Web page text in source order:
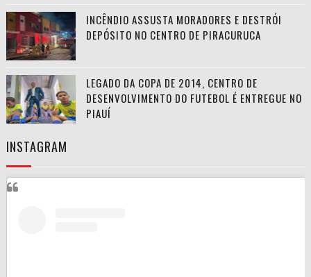
INCÊNDIO ASSUSTA MORADORES E DESTRÓI
DEPÓSITO NO CENTRO DE PIRACURUCA
LEGADO DA COPA DE 2014, CENTRO DE
DESENVOLVIMENTO DO FUTEBOL É ENTREGUE NO
PIAUÍ
INSTAGRAM